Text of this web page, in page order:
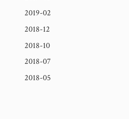
2019-02
2018-12
2018-10
2018-07
2018-05